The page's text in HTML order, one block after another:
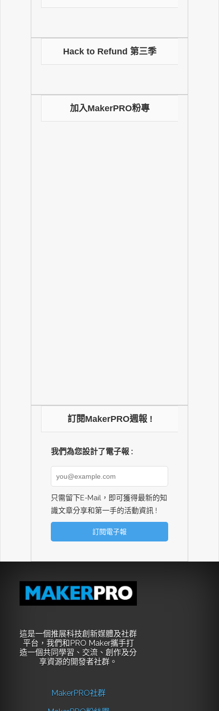
Hack to Refund 第三季
加入MakerPRO粉專
訂閱MakerPRO週報 !
我們為您設計了電子報 :
只需留下E-Mail，即可獲得最新的知
識文章分享和第一手的活動資訊 !
這是一個推展科技創新媒體及社群
平台，我們和PRO Maker攜手打
造一個共同學習、交流、創作及分
享資源的開發者社群。
MakerPRO社群